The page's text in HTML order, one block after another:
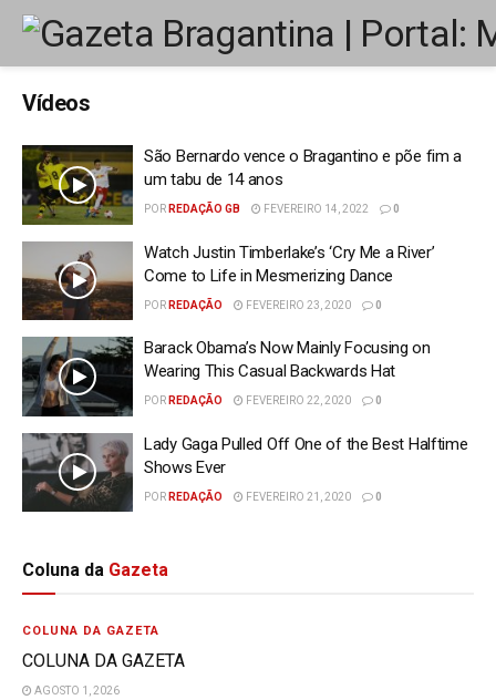
Vídeos
São Bernardo vence o Bragantino e põe fim a
um tabu de 14 anos
POR REDAÇÃO GB FEVEREIRO 14, 2022 0
Watch Justin Timberlake’s ‘Cry Me a River’
Come to Life in Mesmerizing Dance
POR REDAÇÃO FEVEREIRO 23, 2020 0
Barack Obama’s Now Mainly Focusing on
Wearing This Casual Backwards Hat
POR REDAÇÃO FEVEREIRO 22, 2020 0
Lady Gaga Pulled Off One of the Best Halftime
Shows Ever
POR REDAÇÃO FEVEREIRO 21, 2020 0
Coluna da Gazeta
COLUNA DA GAZETA
COLUNA DA GAZETA
AGOSTO 1, 2026